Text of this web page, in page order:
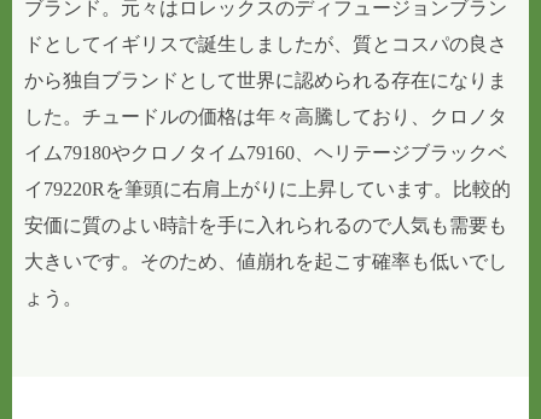
ブランド。元々はロレックスのディフュージョンブラン
ドとしてイギリスで誕生しましたが、質とコスパの良さ
から独自ブランドとして世界に認められる存在になりま
した。チュードルの価格は年々高騰しており、クロノタ
イム79180やクロノタイム79160、ヘリテージブラックベ
イ79220Rを筆頭に右肩上がりに上昇しています。比較的
安価に質のよい時計を手に入れられるので人気も需要も
大きいです。そのため、値崩れを起こす確率も低いでし
ょう。